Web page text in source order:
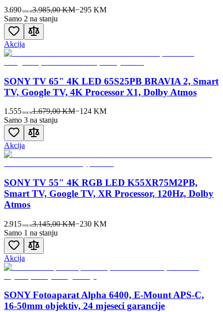
3.690 00KM3.985,00 KM−295KM
Samo 2 na stanju
Akcija
SONY TV 65" 4K LED 65S25PB BRAVIA 2, Smart
TV, Google TV, 4K Processor X1, Dolby Atmos
1.555 00KM1.679,00 KM−124KM
Samo 3 na stanju
Akcija
SONY TV 55" 4K RGB LED K55XR75M2PB,
Smart TV, Google TV, XR Processor, 120Hz, Dolby
Atmos
2.915 00KM3.145,00 KM−230KM
Samo 1 na stanju
Akcija
SONY Fotoaparat Alpha 6400, E-Mount APS-C,
16-50mm objektiv, 24 mjeseci garancije